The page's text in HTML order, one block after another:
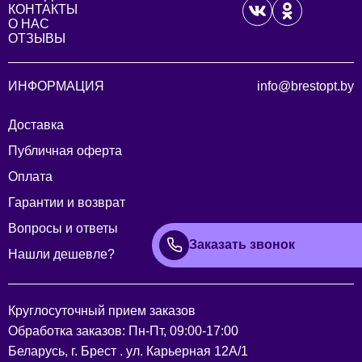
КОНТАКТЫ
О НАС
ОТЗЫВЫ
ИНФОРМАЦИЯ
Доставка
Публичная оферта
Оплата
Гарантии и возврат
Вопросы и ответы
Нашли дешевле?
info@brestopt.by
Заказать звонок
Круглосуточный прием заказов
Обработка заказов: Пн-Пт, 09:00-17:00
Беларусь, г. Брест . ул. Карьерная 12А/1